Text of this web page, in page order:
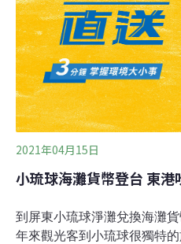
2021年04月15日
小琉球海灘貨幣登台 東港
到屏東小琉球淨灘兌換海灘
年來觀光客到小琉球很獨特